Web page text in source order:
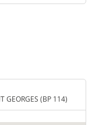
GEORGES (BP 114)